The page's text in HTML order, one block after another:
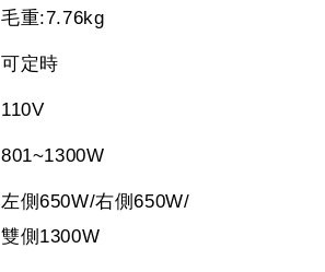
毛重:7.76kg
可定時
110V
801~1300W
左側650W/右側650W/
雙側1300W